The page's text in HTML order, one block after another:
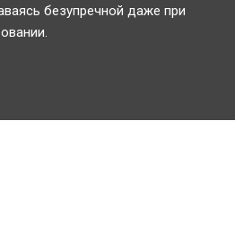
безупречной даже при